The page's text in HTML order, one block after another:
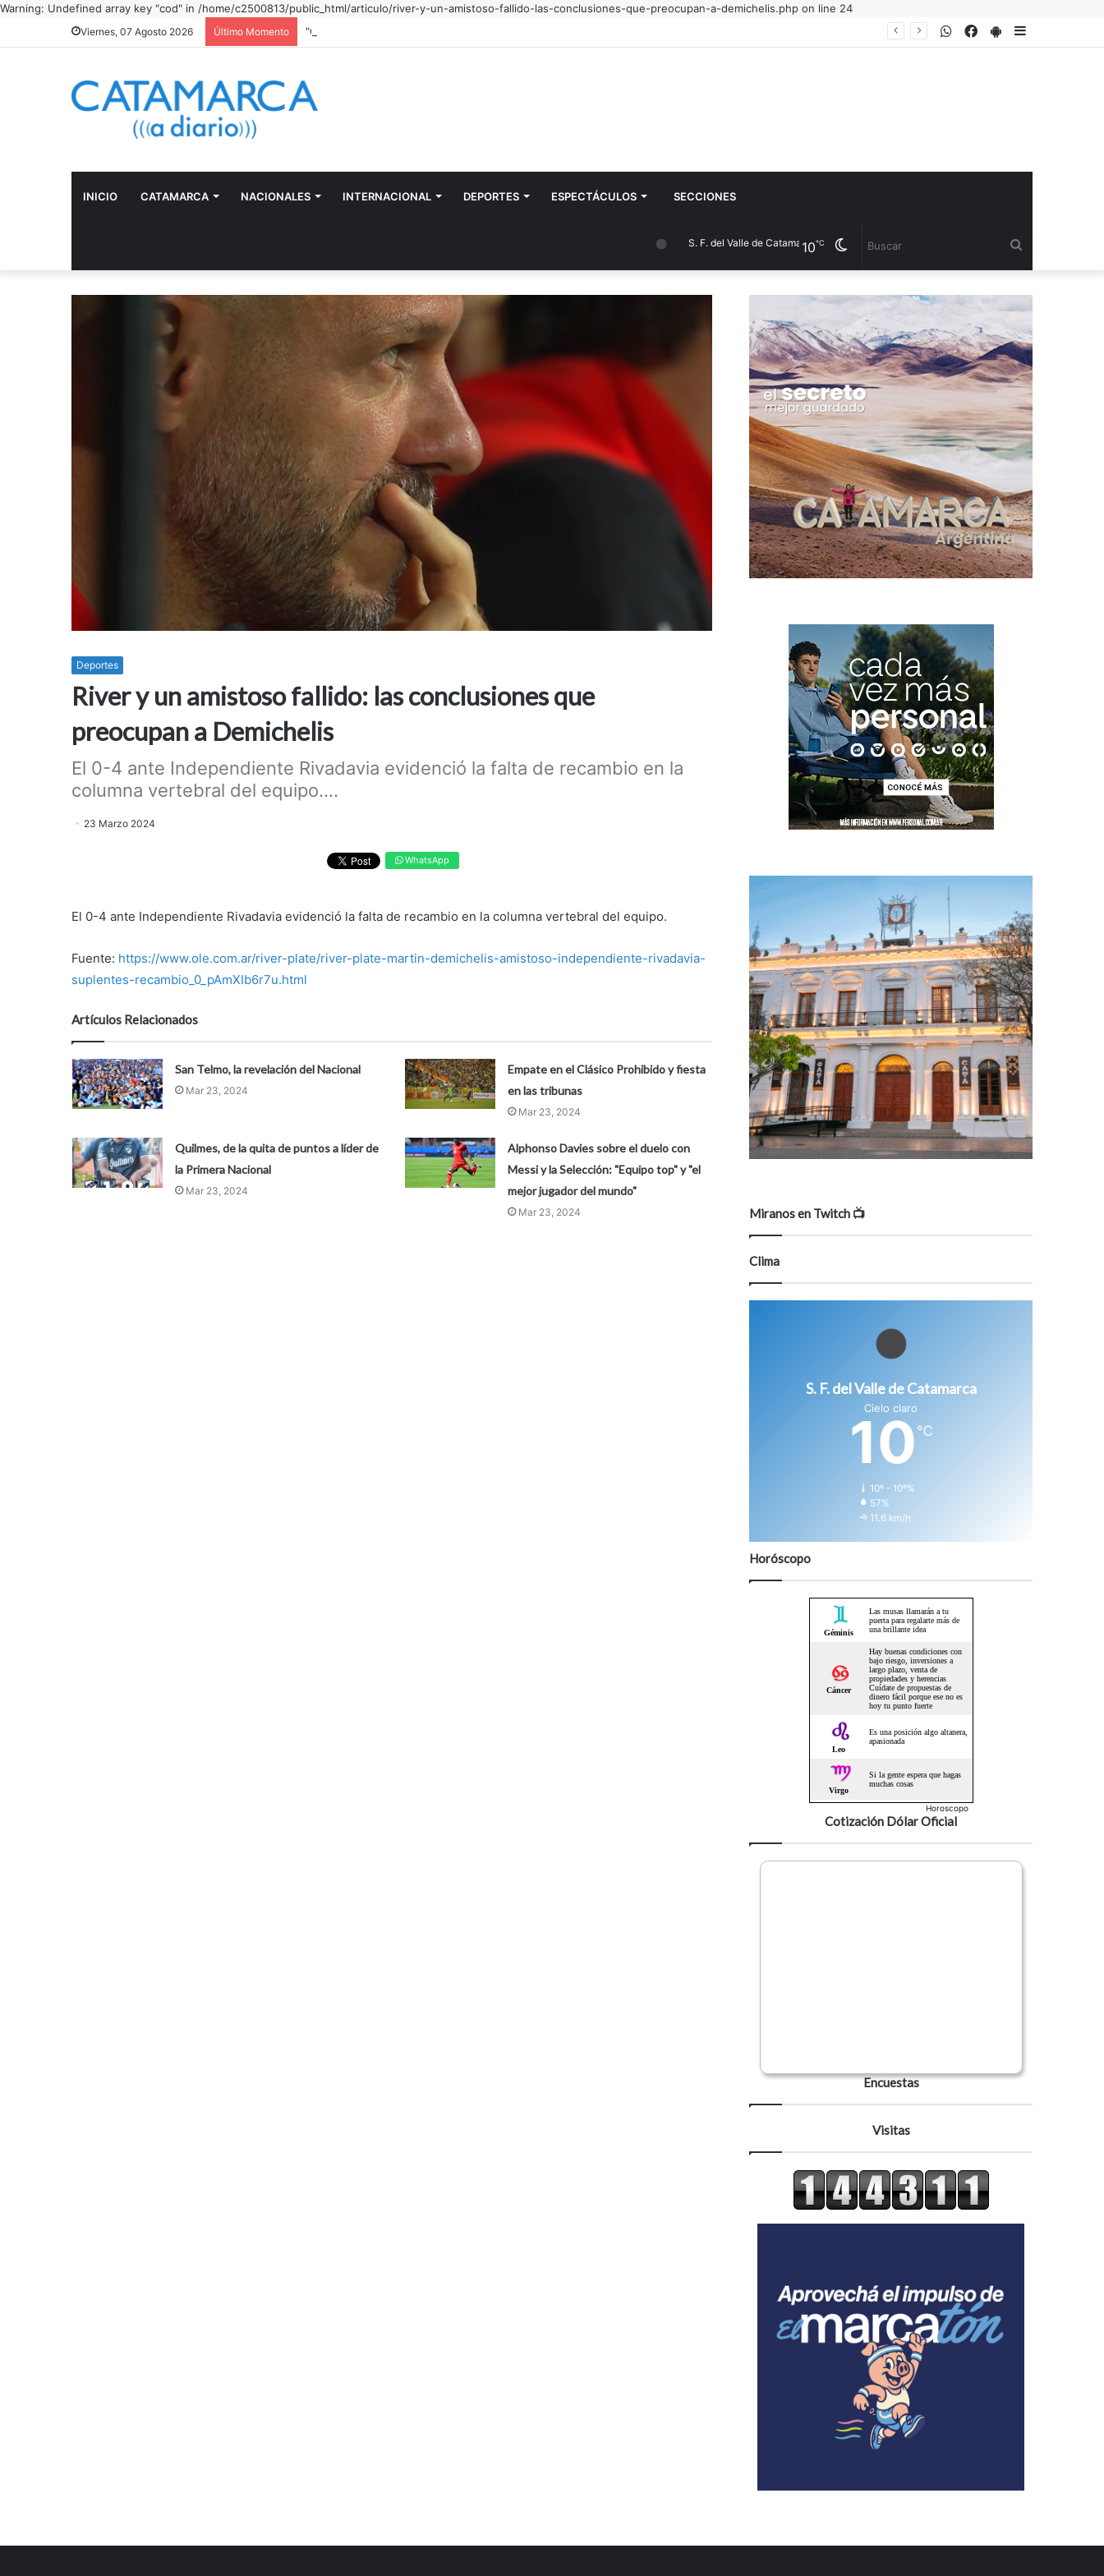
Warning: Undefined array key "cod" in /home/c2500813/public_html/articulo/river-y-un-amistoso-fallido-las-conclusiones-que-preocupan-a-demichelis.php on line 24
Viernes, 07 Agosto 2026 Último Momento "Camino con intenciones especiales por todo mi pueblo" PlayStore
Facebook
WhatsApp
INICIO CATAMARCA NACIONALES INTERNACIONAL DEPORTES ESPECTÁCULOS SECCIONES
Cambiar
modo
S. F. del Valle de Catamarca 10℃
Deportes
River y un amistoso fallido: las conclusiones que
preocupan a Demichelis
El 0-4 ante Independiente Rivadavia evidenció la falta de recambio en la
columna vertebral del equipo....
23 Marzo 2024
WhatsApp
El 0-4 ante Independiente Rivadavia evidenció la falta de recambio en la columna vertebral del equipo.
Fuente: https://www.ole.com.ar/river-plate/river-plate-martin-demichelis-amistoso-independiente-rivadavia-
suplentes-recambio_0_pAmXIb6r7u.html
Artículos Relacionados
San Telmo, la revelación del Nacional
Mar 23, 2024
Empate en el Clásico Prohibido y fiesta
en las tribunas
Mar 23, 2024
Quilmes, de la quita de puntos a líder de
la Primera Nacional
Mar 23, 2024
Alphonso Davies sobre el duelo con
Messi y la Selección: "Equipo top" y "el
mejor jugador del mundo"
Mar 23, 2024 Miranos en Twitch 📺
Clima
S. F. del Valle de Catamarca
Cielo claro
10 ℃
10º - 10º%
57%
11.6 km/h
Horóscopo
Horoscopo
Cotización Dólar Oficial
Encuestas
Visitas